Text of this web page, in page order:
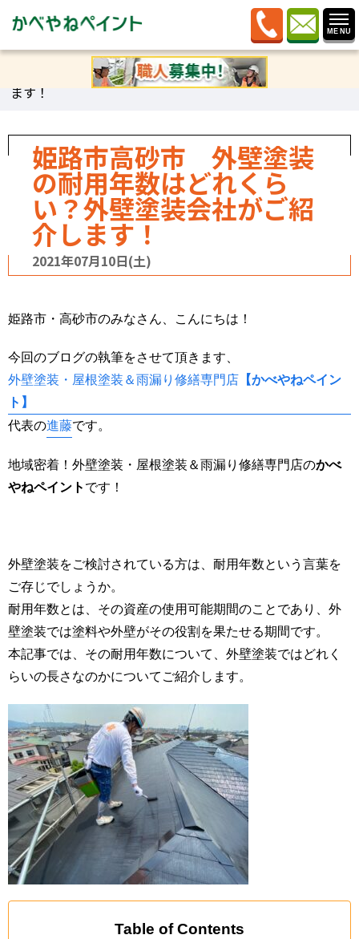
ブログ»感謝しますブログ»姫路市高砂市 外
壁塗装の耐用年数はどれくらい？外壁塗装会社がご紹介し
ます！
姫路市高砂市 外壁塗装
の耐用年数はどれくら
い？外壁塗装会社がご紹
介します！
2021年07月10日(土)
姫路市・高砂市のみなさん、こんにちは！
今回のブログの執筆をさせて頂きます、
外壁塗装・屋根塗装＆雨漏り修繕専門店 【かべやねペイン
ト】
代表の進藤です。
地域密着！外壁塗装・屋根塗装＆雨漏り修繕専門店のかべ
やねペイント です！
外壁塗装をご検討されている方は、耐用年数という言葉を
ご存じでしょうか。
耐用年数とは、その資産の使用可能期間のことであり、外
壁塗装では塗料や外壁がその役割を果たせる期間です。
本記事では、その耐用年数について、外壁塗装ではどれく
らいの長さなのかについてご紹介します。
Table of Contents